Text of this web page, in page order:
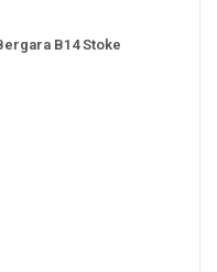
B14 Stoke